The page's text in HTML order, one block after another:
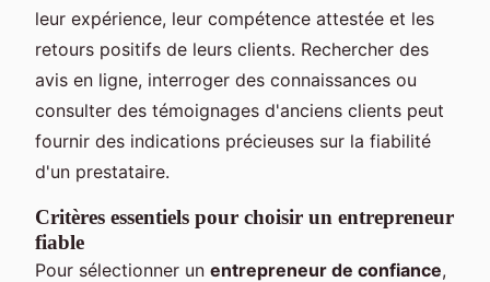
leur expérience, leur compétence attestée et les
retours positifs de leurs clients. Rechercher des
avis en ligne, interroger des connaissances ou
consulter des témoignages d'anciens clients peut
fournir des indications précieuses sur la fiabilité
d'un prestataire.
Critères essentiels pour choisir un entrepreneur
fiable
Pour sélectionner un entrepreneur de confiance,